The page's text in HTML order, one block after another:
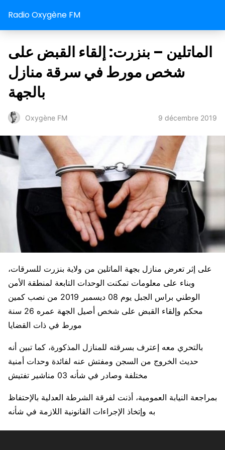
Radio Oxygène FM
الماتلين – بنزرت: إلقاء القبض على
شخص مورط في سرقة منازل
بالجهة
Oxygène FM 9 décembre 2019
على إثر تعرض منازل بجهة الماتلين من ولاية بنزرت للسرقات،
وبناء على معلومات تمكنت الوحدات التابعة لمنطقة الأمن
الوطني براس الجبل يوم 08 ديسمبر 2019 من نصب كمين
محكم وإلقاء القبض على شخص أصيل الجهة عمره 26 سنة
مورط في ذات القضايا
بالتحري معه إعترف بسرقته للمنازل المذكورة، كما تبين أنه
حديث الخروج من السجن ومفتش عنه لفائدة وحدات أمنية
مختلفة وصادر في شأنه 03 مناشير تفتيش
بمراجعة النيابة العمومية، أذنت لفرقة الشرطة العدلية بالإحتفاظ
به وإتخاذ الإجراءات القانونية اللازمة في شأنه